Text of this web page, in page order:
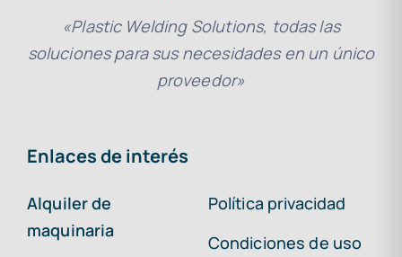
«Plastic Welding Solutions, todas las
soluciones para sus necesidades en un único
proveedor»
Enlaces de interés
Alquiler de
maquinaria
Política privacidad
Condiciones de uso